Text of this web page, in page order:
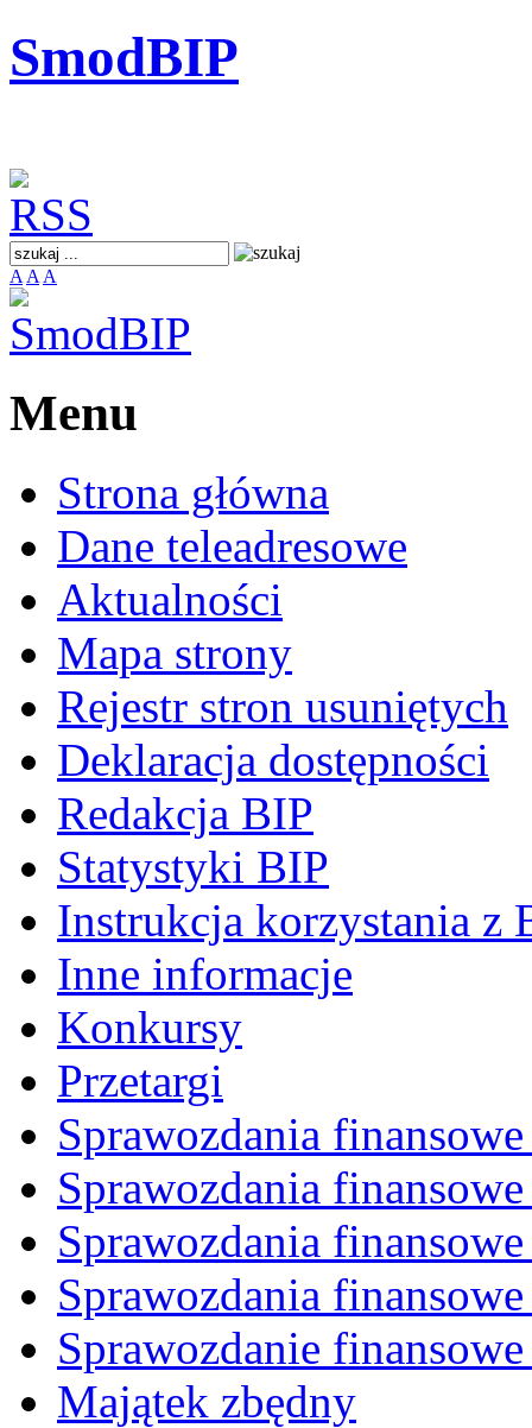
SmodBIP
A A A
Menu
Strona główna
Dane teleadresowe
Aktualności
Mapa strony
Rejestr stron usuniętych
Deklaracja dostępności
Redakcja BIP
Statystyki BIP
Instrukcja korzystania z
Inne informacje
Konkursy
Przetargi
Sprawozdania
Sprawozdania
Sprawozdania
Sprawozdania
Sprawozdanie
Majątek zbędny